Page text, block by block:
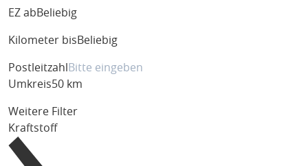
EZ ab Beliebig
Kilometer bis Beliebig
Postleitzahl
Umkreis50 km
Weitere Filter
Kraftstoff